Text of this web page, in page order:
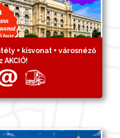
+ kisvonat + városnéző
AKCIÓ!